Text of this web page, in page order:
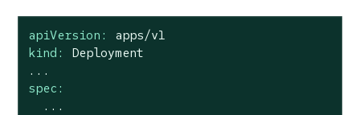
apiVersion:
apps/v1
kind:
Deployment
...
spec:
...